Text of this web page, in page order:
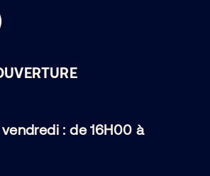
: de 16H00 à